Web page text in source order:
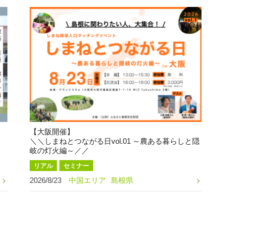
【大阪開催】
＼＼しまねとつながる日vol.01 ～農ある暮らしと隠
岐の灯火編～／／
リアル セミナー
2026/8/23 中国エリア 島根県